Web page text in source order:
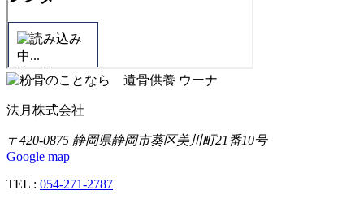
法月株式会社
〒420-0875 静岡県静岡市葵区美川町21番10号
Google map
TEL : 054-271-2787